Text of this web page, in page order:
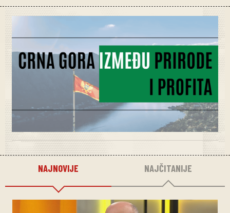
NAJNOVIJE NAJČITANIJE